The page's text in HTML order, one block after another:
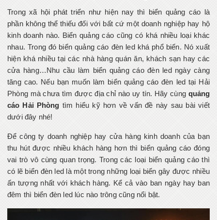
Trong xã hội phát triển như hiện nay thì biển quảng cáo là
phần không thể thiếu đối với bất cứ một doanh nghiệp hay hộ
kinh doanh nào. Biển quảng cáo cũng có khá nhiều loại khác
nhau. Trong đó biển quảng cáo đèn led khá phổ biến. Nó xuất
hiện khá nhiều tại các nhà hàng quán ăn, khách sạn hay các
cửa hàng…Nhu cầu làm biển quảng cáo đèn led ngày càng
tăng cao. Nếu bạn muốn làm biển quảng cáo đèn led tại Hải
Phòng mà chưa tìm được địa chỉ nào uy tín. Hãy cùng quảng
cáo Hải Phòng tìm hiểu kỹ hơn về vấn đề này sau bài viết
dưới đây nhé!
Để công ty doanh nghiệp hay cửa hàng kinh doanh của bạn
thu hút được nhiều khách hàng hơn thì biển quảng cáo đóng
vai trò vô cùng quan trọng. Trong các loại biển quảng cáo thì
có lẽ biển đèn led là một trong những loại biển gây được nhiều
ấn tượng nhất với khách hàng. Kể cả vào ban ngày hay ban
đêm thì biển đèn led lúc nào trông cũng nổi bật.